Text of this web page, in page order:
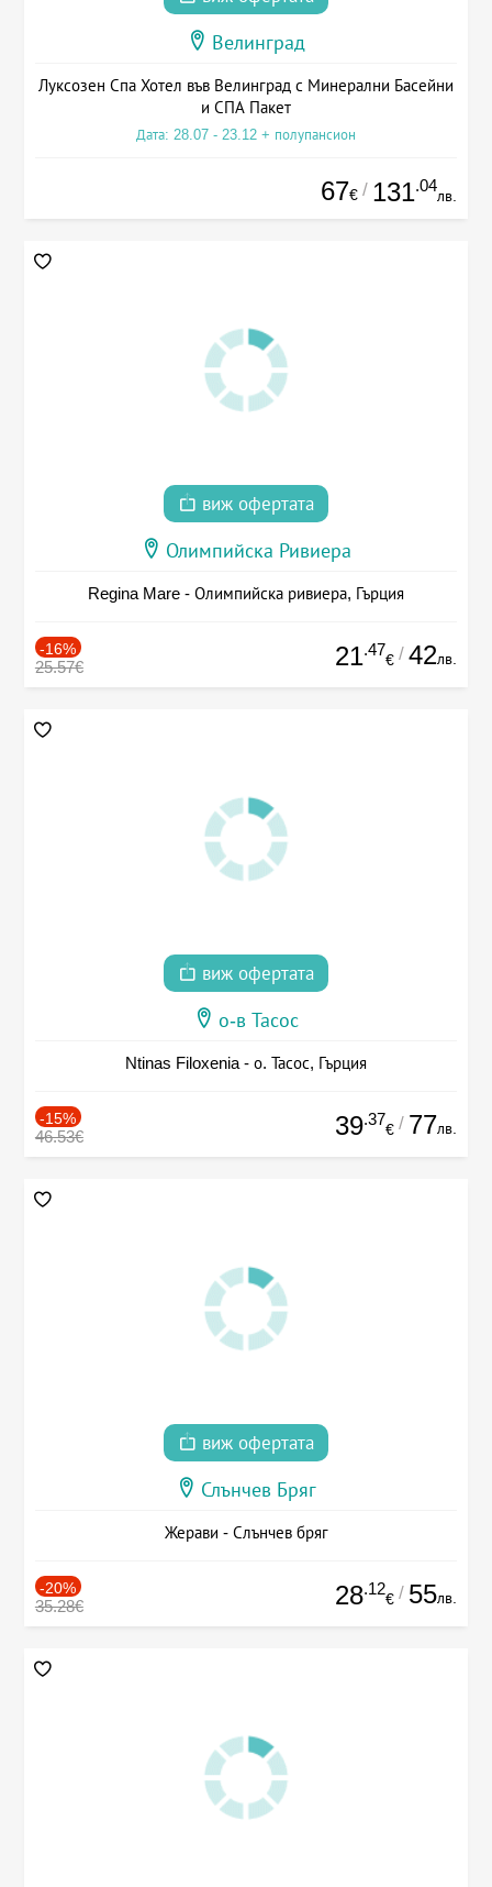
Велинград
Луксозен Спа Хотел във Велинград с Минерални Басейни
и СПА Пакет
Дата: 28.07 - 23.12 + полупансион
67€ / 131.04
лв.
виж офертата
Олимпийска Ривиера
Regina Mare - Олимпийска ривиера, Гърция
-16%
25.57€ 21.47
€ / 42лв.
виж офертата
о-в Тасос
Ntinas Filoxenia - о. Тасос, Гърция
-15%
46.53€ 39.37
€ / 77лв.
виж офертата
Слънчев Бряг
Жерави - Слънчев бряг
-20%
35.28€ 28.12
€ / 55лв.